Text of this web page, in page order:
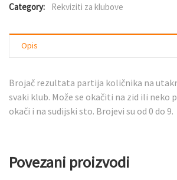
Category: Rekviziti za klubove
Opis
Brojač rezultata partija količnika na
svaki klub. Može se okačiti na zid ili neko
okači i na sudijski sto. Brojevi su od 0 do 9.
Povezani proizvodi